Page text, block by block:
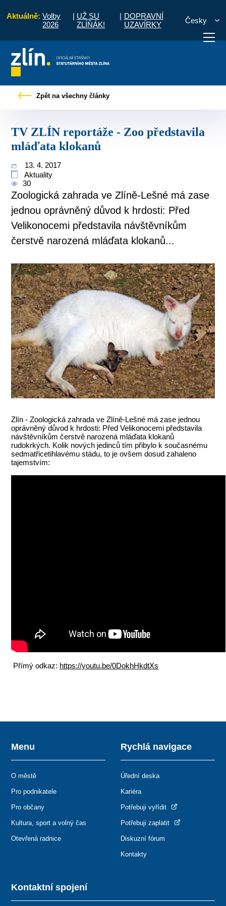
Aktuálně: Volby
2026
| UŽ SU
ZLÍŇÁK!
| DOPRAVNÍ
UZAVÍRKY
Česky
vyřídit Potřebuji zaplatit
Zpět na všechny články
TV ZLÍN reportáže - Zoo představila
mláďata klokanů
13. 4. 2017
Aktuality
30
Zoologická zahrada ve Zlíně-Lešné má zase
jednou oprávněný důvod k hrdosti: Před
Velikonocemi představila návštěvníkům
čerstvě narozená mláďata klokanů...
Zlín - Zoologická zahrada ve Zlíně-Lešné má zase jednou
oprávněný důvod k hrdosti: Před Velikonocemi představila
návštěvníkům čerstvě narozená mláďata klokanů
rudokrkých. Kolik nových jedinců tím přibylo k současnému
sedmatřicetihlavému stádu, to je ovšem dosud zahaleno
tajemstvím:
Přímý odkaz: https://youtu.be/0DokhHkdtXs
Kontaktní spojení
Menu
O městě
Pro podnikatele
Pro občany
Kultura, sport a volný čas
Otevřená radnice
Rychlá navigace
Úřední deska
Kariéra
Potřebuji vyřídit
Potřebuji zaplatit
Diskuzní fórum
Kontakty